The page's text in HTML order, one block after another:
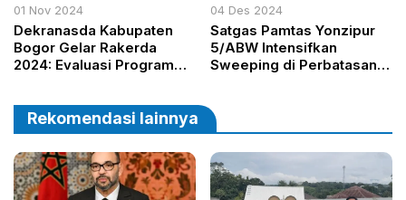
01 Nov 2024
Dekranasda Kabupaten
Bogor Gelar Rakerda
2024: Evaluasi Program
Ekonomi Kreatif
04 Des 2024
Satgas Pamtas Yonzipur
5/ABW Intensifkan
Sweeping di Perbatasan
Rekomendasi lainnya